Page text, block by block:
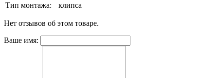
Тип монтажа:
клипса
Нет отзывов об этом товаре.
Ваше имя: